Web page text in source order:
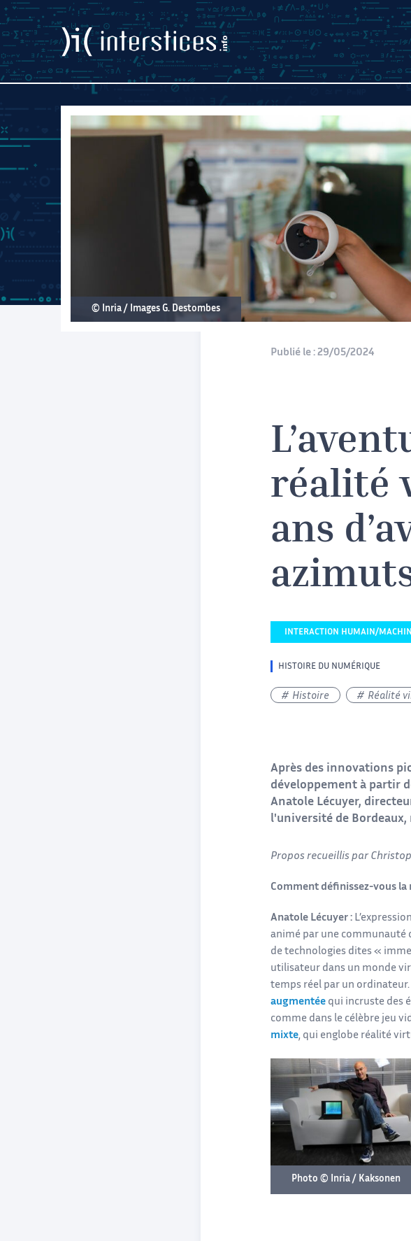
© Inria / Images G. Destombes
Publié le : 29/05/2024
réalité
ans
INTERACTION HUMAIN/
HISTOIRE DU NUMÉRIQUE
Histoire Réalité
Après des innovations
développement à partir
Anatole Lécuyer,
l'université de Bordeaux,
Propos recueillis par
Comment définissez-vous la
Anatole Lécuyer :
animé par une communauté
de technologies dites «
utilisateur dans un monde
temps réel par un
augmentée qui incruste des
comme dans le célèbre jeu
mixte, qui englobe réalité
Photo © Inria / Kaksonen